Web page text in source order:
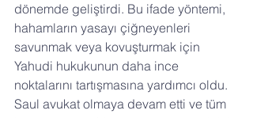
dönemde geliştirdi. Bu ifade yöntemi,
hahamların yasayı çiğneyenleri
savunmak veya kovuşturmak için
Yahudi hukukunun daha ince
noktalarını tartışmasına yardımcı oldu.
Saul avukat olmaya devam etti ve tüm